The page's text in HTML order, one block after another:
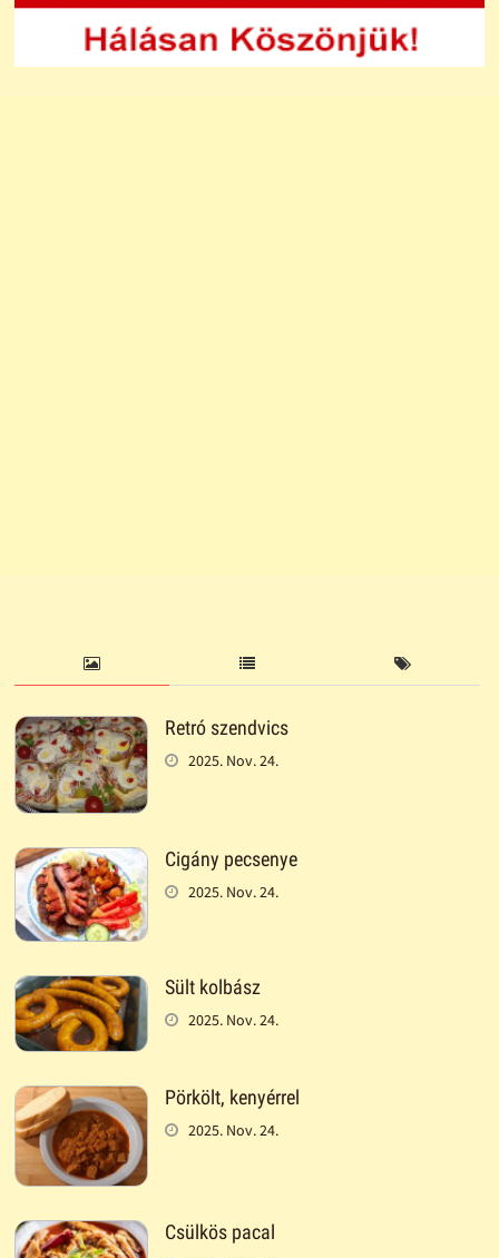
Retró szendvics
2025. Nov. 24.
Cigány pecsenye
2025. Nov. 24.
Sült kolbász
2025. Nov. 24.
Pörkölt, kenyérrel
2025. Nov. 24.
Csülkös pacal